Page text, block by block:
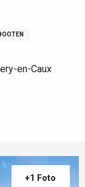
en-Caux
+1 Foto